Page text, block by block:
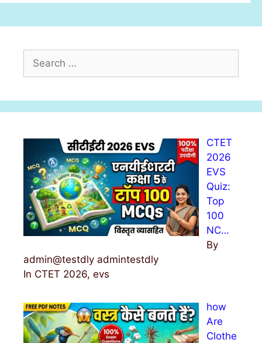
r
c
CTET
2026
EVS
Quiz:
Top
100
NC…
By
admin@testdly admintestdly
In CTET 2026, evs
how
Are
Clothe